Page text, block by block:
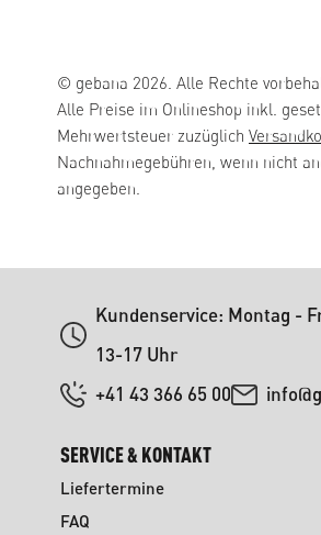
© gebana 2026. Alle Rechte
Alle Preise im Onlineshop inkl.
Mehrwertsteuer zuzüglich
Nachnahmegebühren, wenn nicht
angegeben.
Kundenservice: Montag -
13-17 Uhr
+41 43 366 65 00
SERVICE & KONTAKT
Liefertermine
FAQ